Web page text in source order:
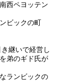
西ペヨッテン
ビックの町
継いで経営し
弟のギド氏が
ランビックの